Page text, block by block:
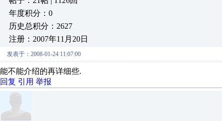
年度积分：0
历史总积分：2627
注册：2007年11月20日
发表于：2008-01-24 11:07:00
能不能介绍的再详细些.
回复 引用 举报